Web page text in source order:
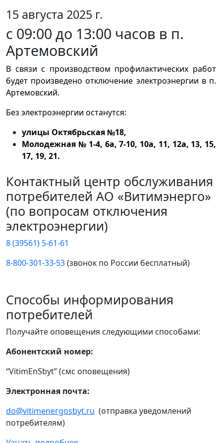
15 августа 2025 г.
с 09:00 до 13:00 часов в п.
Артемовский
В связи с производством профилактических работ
будет произведено отключение электроэнергии в п.
Артемовский.
Без электроэнергии останутся:
улицы Октябрьская №18,
Молодежная № 1-4, 6а, 7-10, 10а, 11, 12а, 13, 15,
17, 19, 21.
Контактный центр обслуживания
потребителей АО «Витимэнерго»
(по вопросам отключения
электроэнергии)
8 (39561) 5-61-61
8-800-301-33-53(звонок по России бесплатный)
Способы информирования
потребителей
Получайте оповещения следующими способами:
Абонентский номер:
“VitimEnSbyt” (смс оповещения)
Электронная почта:
do@vitimenergosbyt.ru (отправка уведомлений
потребителям)